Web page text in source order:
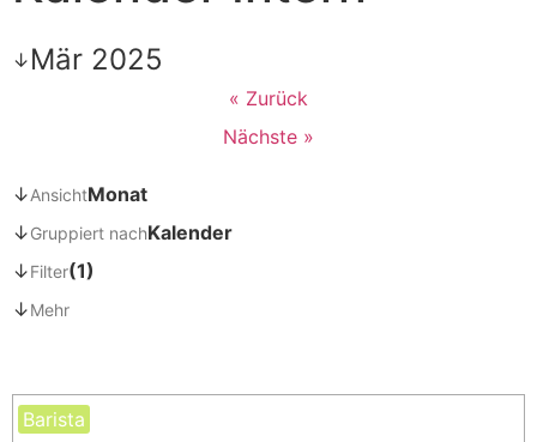
↓ Mär 2025
« Zurück
Nächste »
↓AnsichtMonat
↓Gruppiert nachKalender
↓Filter(1)
↓Mehr
Barista